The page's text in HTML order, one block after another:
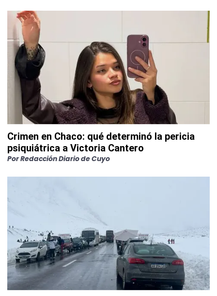
Crimen en Chaco: qué determinó la pericia
psiquiátrica a Victoria Cantero
PorRedacción Diario de Cuyo